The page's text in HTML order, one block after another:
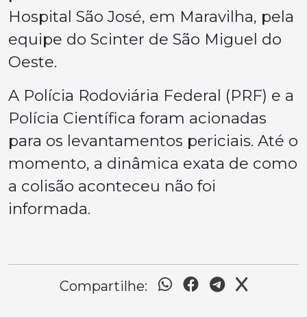
Hospital São José, em Maravilha, pela
equipe do Scinter de São Miguel do
Oeste.
A Polícia Rodoviária Federal (PRF) e a
Polícia Científica foram acionadas
para os levantamentos periciais. Até o
momento, a dinâmica exata de como
a colisão aconteceu não foi
informada.
Compartilhe: